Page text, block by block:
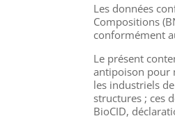
Les données
Compositions
conformément
Le présent
antipoison pour
les industriels
structures ; ces
BioCID,